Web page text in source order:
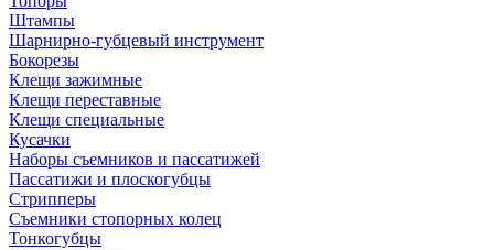
Штампы
Шарнирно-губцевый инструмент
Бокорезы
Клещи зажимные
Клещи переставные
Клещи специальные
Кусачки
Наборы съемников и пассатижей
Пассатижи и плоскогубцы
Стрипперы
Съемники стопорных колец
Тонкогубцы